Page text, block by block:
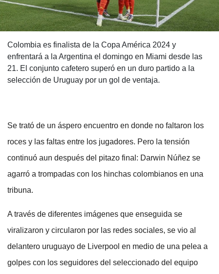
Colombia es finalista de la Copa América 2024 y
enfrentará a la Argentina el domingo en Miami desde las
21. El conjunto cafetero superó en un duro partido a la
selección de Uruguay por un gol de ventaja.
Se trató de un áspero encuentro en donde no faltaron los
roces y las faltas entre los jugadores. Pero la tensión
continuó aun después del pitazo final: Darwin Núñez se
agarró a trompadas con los hinchas colombianos en una
tribuna.
A través de diferentes imágenes que enseguida se
viralizaron y circularon por las redes sociales, se vio al
delantero uruguayo de Liverpool en medio de una pelea a
golpes con los seguidores del seleccionado del equipo